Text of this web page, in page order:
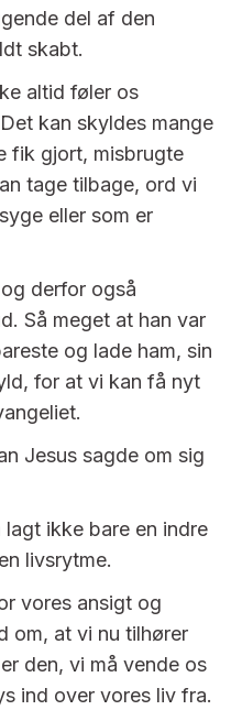
del af den
skabt.
altid føler os
kan skyldes mange
fik gjort, misbrugte
tage tilbage, ord vi
eller som er
derfor også
Så meget at han var
og lade ham, sin
for at vi kan få nyt
Jesus sagde om sig
ikke bare en indre
livsrytme.
vores ansigt og
om, at vi nu tilhører
den, vi må vende os
ind over vores liv fra.